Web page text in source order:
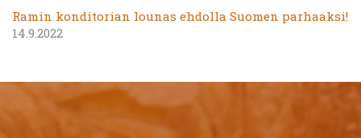
Ramin konditorian lounas ehdolla Suomen parhaaksi!
14.9.2022